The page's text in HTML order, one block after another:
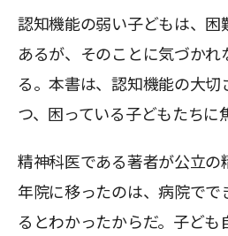
認知機能の弱い子どもは、困
あるが、そのことに気づかれ
る。本書は、認知機能の大切
つ、困っている子どもたちに
精神科医である著者が公立の
年院に移ったのは、病院でで
るとわかったからだ。子ども